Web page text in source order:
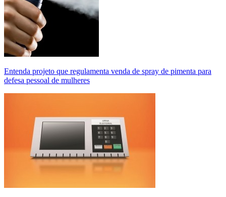
Entenda projeto que regulamenta venda de spray de pimenta para
defesa pessoal de mulheres